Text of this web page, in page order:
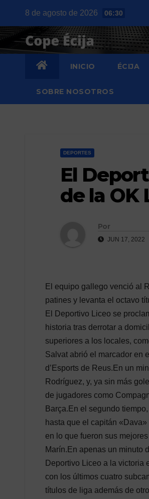
contenido
8 de agosto de 2026 06:30
INICIO ÉCIJA
SOBRE NOSOTROS
DEPORTES
El
de la OK
Por
JUN 17, 2022
El equipo gallego venció al
patines y levanta el octavo
El Deportivo Liceo se
historia tras derrotar a
superiores a los locales,
Salvat abrió el marcador en
d’Esports de Reus.En un
Rodríguez, y, ya sin más
de jugadores como
Barça.En el segundo
hasta que el capitán
en lo que fueron sus
Marín.En apenas un minuto
Deportivo Liceo a la victoria
con los últimos cuatro
títulos de liga además de